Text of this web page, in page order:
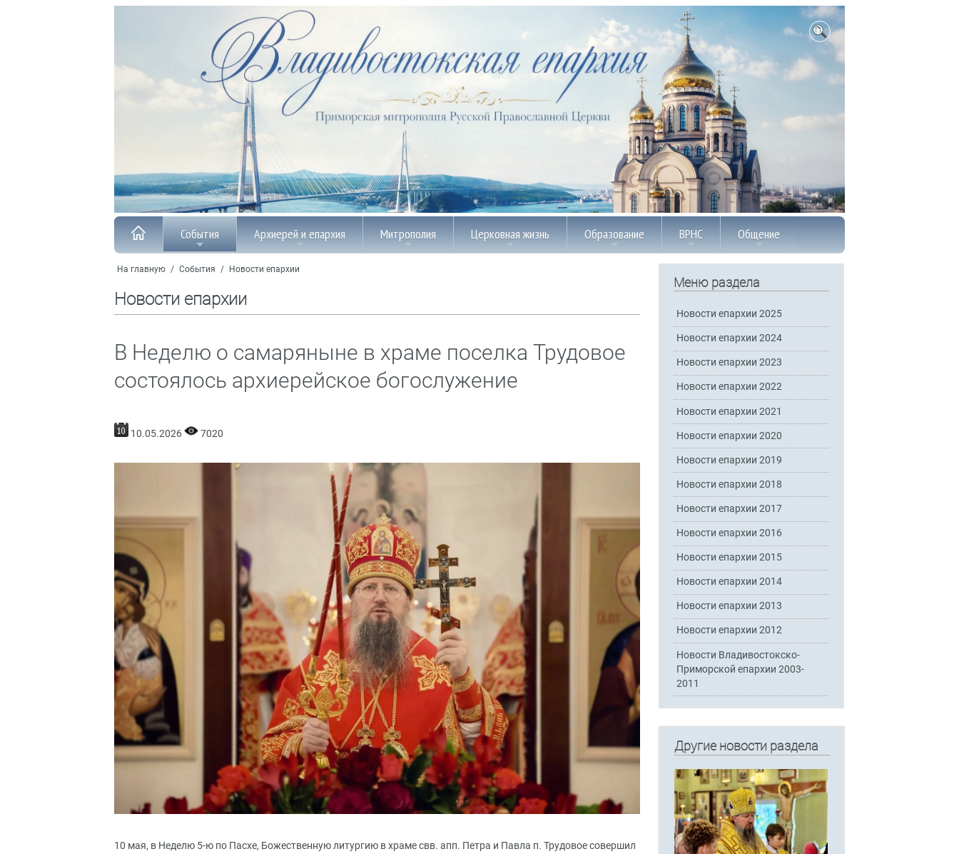
События Архиерей и епархия Митрополия Церковная жизнь Образование ВРНС Общение
На главную / События / Новости епархии
Новости епархии
В Неделю о самаряныне в храме поселка Трудовое
состоялось архиерейское богослужение
10.05.2026 7020
10 мая, в Неделю 5-ю по Пасхе, Божественную литургию в храме свв. апп. Петра и Павла п. Трудовое совершил
Меню раздела
Новости епархии 2025
Новости епархии 2024
Новости епархии 2023
Новости епархии 2022
Новости епархии 2021
Новости епархии 2020
Новости епархии 2019
Новости епархии 2018
Новости епархии 2017
Новости епархии 2016
Новости епархии 2015
Новости епархии 2014
Новости епархии 2013
Новости епархии 2012
Новости Владивостокско-
Приморской епархии 2003-
2011
Другие новости раздела